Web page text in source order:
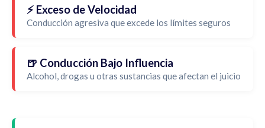
⚡ Exceso de Velocidad
Conducción agresiva que excede los límites seguros
🍺 Conducción Bajo Influencia
Alcohol, drogas u otras sustancias que afectan el juicio